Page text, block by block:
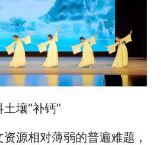
壤“补钙”
源相对薄弱的普遍难题，